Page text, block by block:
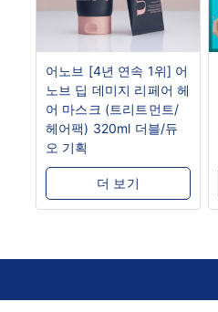
어노브 [4년 연속 1위] 어
노브 딥 데미지 리페어 헤
어 마스크 (트리트먼트/
헤어팩) 320ml 더블/듀
오 기획
더 보기